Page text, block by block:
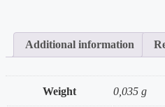
Additional information
Weight 0,035 g